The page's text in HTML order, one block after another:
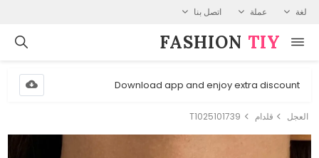
لغة عملة اتصل بنا
FASHION⁠ TIY
Download app and enjoy extra discount
العجل قلدام T1025101739